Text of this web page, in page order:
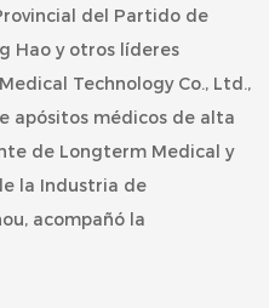
del Partido de
Hao y otros líderes
Technology Co., Ltd.,
apósitos médicos de alta
de Longterm Medical y
la Industria de
acompañó la